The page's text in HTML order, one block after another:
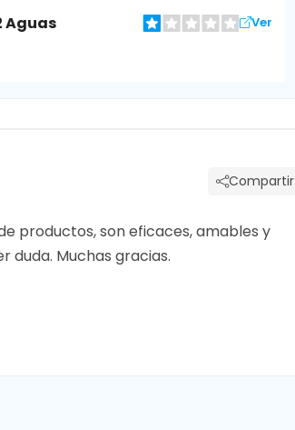
Aguas Ver
Compartir
productos, son eficaces, amables y
duda. Muchas gracias.